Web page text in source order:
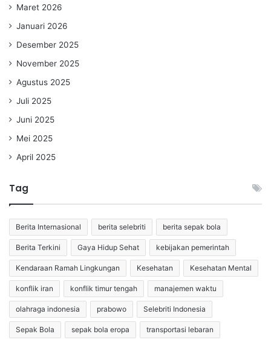
Maret 2026
Januari 2026
Desember 2025
November 2025
Agustus 2025
Juli 2025
Juni 2025
Mei 2025
April 2025
Tag
Berita Internasional berita selebriti berita sepak bola
Berita Terkini Gaya Hidup Sehat kebijakan pemerintah
Kendaraan Ramah Lingkungan Kesehatan Kesehatan Mental
konflik iran konflik timur tengah manajemen waktu
olahraga indonesia prabowo Selebriti Indonesia
Sepak Bola sepak bola eropa transportasi lebaran